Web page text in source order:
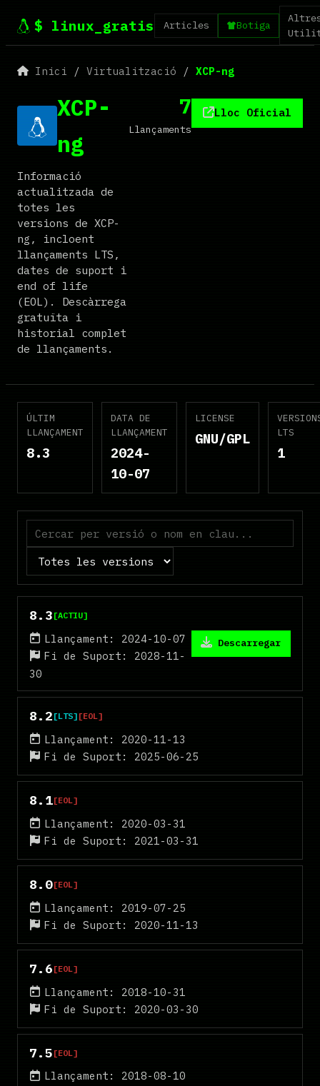
$ linux_gratis Articles Botiga
Inici / Virtualització / XCP-ng
XCP-
ng
Informació
actualitzada de
totes les
versions de XCP-
ng, incloent
llançaments LTS,
dates de suport i
end of life
(EOL). Descàrrega
gratuïta i
historial complet
de llançaments.
7
Llançaments
Lloc Oficial
ÚLTIM
LLANÇAMENT
8.3
DATA DE
LLANÇAMENT
2024-
10-07
LICENSE
GNU/GPL
LTS
1
Estat
8.3 [ACTIU]
Llançament: 2024-10-07
Fi de Suport: 2028-11-
30
Descarregar
8.2 [LTS] [EOL]
Llançament: 2020-11-13
Fi de Suport: 2025-06-25
8.1[EOL]
Llançament: 2020-03-31
Fi de Suport: 2021-03-31
8.0[EOL]
Llançament: 2019-07-25
Fi de Suport: 2020-11-13
7.6 [EOL]
Llançament: 2018-10-31
Fi de Suport: 2020-03-30
7.5 [EOL]
Llançament: 2018-08-10